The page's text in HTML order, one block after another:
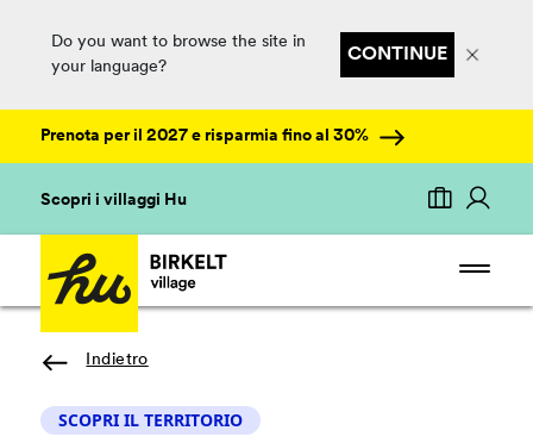
Do you want to browse the site in
your language?
CONTINUE
Prenota per il 2027 e risparmia fino al 30%
Scopri i villaggi Hu
Indietro
SCOPRI IL TERRITORIO